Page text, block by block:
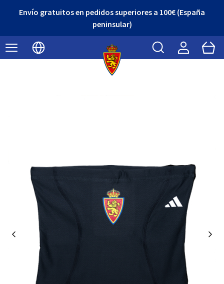
Envío gratuitos en pedidos superiores a 100€ (España
peninsular)
Seleccionar idioma
Buscar Cart